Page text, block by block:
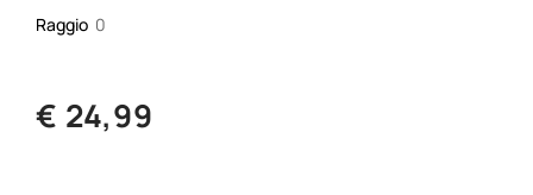
Raggio 0
€ 24,99